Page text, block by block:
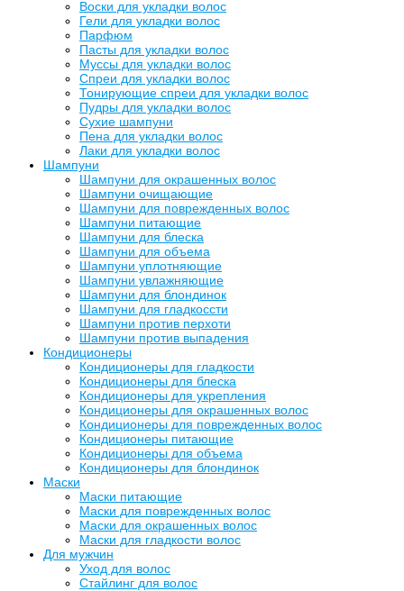
Воски для укладки волос
Гели для укладки волос
Парфюм
Пасты для укладки волос
Муссы для укладки волос
Спреи для укладки волос
Тонирующие спреи для укладки волос
Пудры для укладки волос
Сухие шампуни
Пена для укладки волос
Лаки для укладки волос
Шампуни
Шампуни для окрашенных волос
Шампуни очищающие
Шампуни для поврежденных волос
Шампуни питающие
Шампуни для блеска
Шампуни для объема
Шампуни уплотняющие
Шампуни увлажняющие
Шампуни для блондинок
Шампуни для гладкоссти
Шампуни против перхоти
Шампуни против выпадения
Кондиционеры
Кондиционеры для гладкости
Кондиционеры для блеска
Кондиционеры для укрепления
Кондиционеры для окрашенных волос
Кондиционеры для поврежденных волос
Кондиционеры питающие
Кондиционеры для объема
Кондиционеры для блондинок
Маски
Маски питающие
Маски для поврежденных волос
Маски для окрашенных волос
Маски для гладкости волос
Для мужчин
Уход для волос
Стайлинг для волос